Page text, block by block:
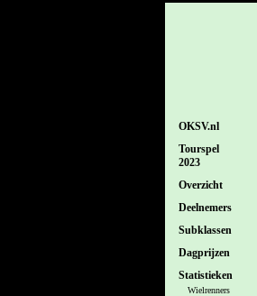
OKSV.nl
Tourspel
2023
Overzicht
Deelnemers
Subklassen
Dagprijzen
Statistieken
Wielrenners